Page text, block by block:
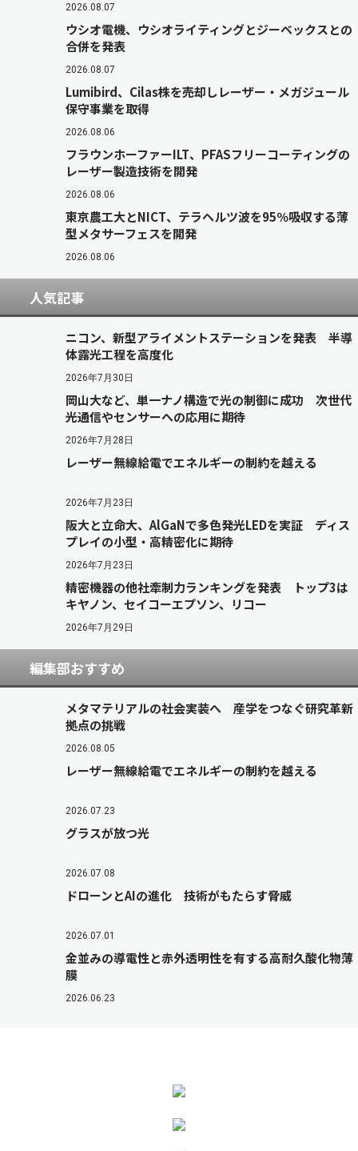
2026.08.07
ウシオ電機、ウシオライティングとジーベックスとの
合併を発表
2026.08.07
Lumibird、Cilas株を売却しレーザー・メガジュール
保守事業を取得
2026.08.06
フラウンホーファーILT、PFASフリーコーティングの
レーザー製造技術を開発
2026.08.06
東京農工大とNICT、テラヘルツ波を95％吸収する薄
型メタサーフェスを開発
2026.08.06
人気記事
ニコン、新型アライメントステーションを発表 半導
体露光工程を高度化
2026年7月30日
岡山大など、単一ナノ構造で光の制御に成功 次世代
光通信やセンサーへの応用に期待
2026年7月28日
レーザー無線給電でエネルギーの制約を越える
2026年7月23日
阪大と立命大、AlGaNで多色発光LEDを実証 ディス
プレイの小型・高精密化に期待
2026年7月23日
精密機器の他社牽制力ランキングを発表 トップ3は
キヤノン、セイコーエプソン、リコー
2026年7月29日
編集部おすすめ
メタマテリアルの社会実装へ 産学をつなぐ研究革新
拠点の挑戦
2026.08.05
レーザー無線給電でエネルギーの制約を越える
2026.07.23
グラスが放つ光
2026.07.08
ドローンとAIの進化 技術がもたらす脅威
2026.07.01
金並みの導電性と赤外透明性を有する高耐久酸化物薄
膜
2026.06.23